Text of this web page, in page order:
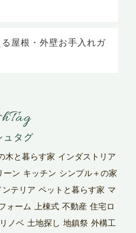
屋根・外壁お手入れガ
木と暮らす家 インダストリア
ーン キッチン シンプル＋の家
テリア ペットと暮らす家 マ
ォーム 上棟式 不動産 住宅ロ
ノベ 土地探し 地鎮祭 外構工